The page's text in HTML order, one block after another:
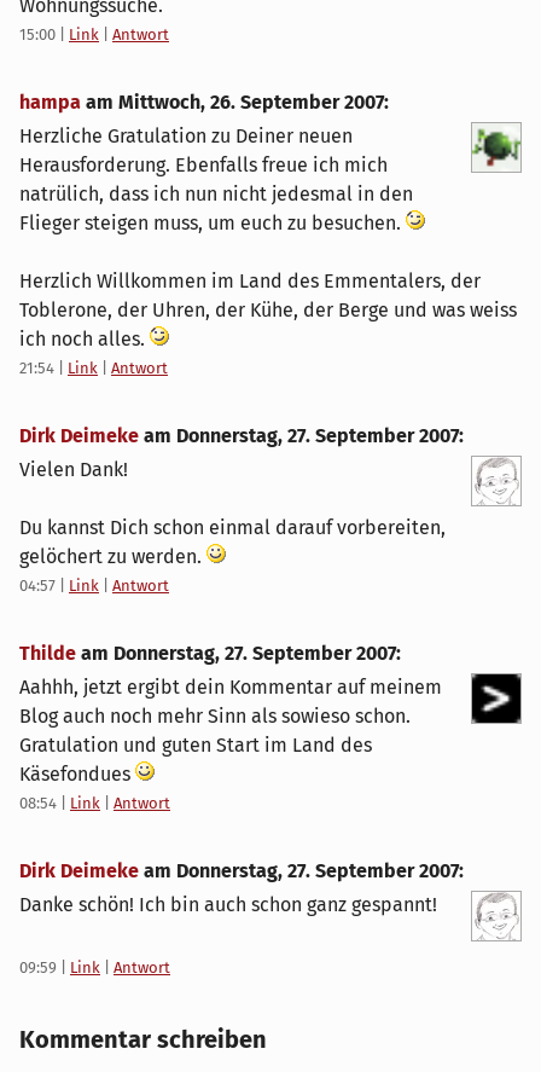
Wohnungssuche.
15:00 Link Antwort
hampa am Mittwoch, 26. September 2007:
Herzliche Gratulation zu Deiner neuen
Herausforderung. Ebenfalls freue ich mich
natrülich, dass ich nun nicht jedesmal in den
Flieger steigen muss, um euch zu besuchen.
Herzlich Willkommen im Land des Emmentalers, der
Toblerone, der Uhren, der Kühe, der Berge und was weiss
ich noch alles.
21:54 Link Antwort
Dirk Deimeke am Donnerstag, 27. September 2007:
Vielen Dank!
Du kannst Dich schon einmal darauf vorbereiten,
gelöchert zu werden.
04:57 Link Antwort
Thilde am Donnerstag, 27. September 2007:
Aahhh, jetzt ergibt dein Kommentar auf meinem
Blog auch noch mehr Sinn als sowieso schon.
Gratulation und guten Start im Land des
Käsefondues
08:54 Link Antwort
Dirk Deimeke am Donnerstag, 27. September 2007:
Danke schön! Ich bin auch schon ganz gespannt!
09:59 Link Antwort
Kommentar schreiben